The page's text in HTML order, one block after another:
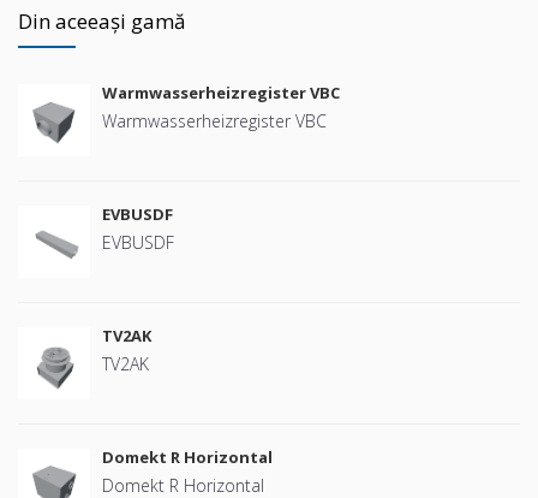
Din aceeași gamă
Warmwasserheizregister VBC
Warmwasserheizregister VBC
EVBUSDF
EVBUSDF
TV2AK
TV2AK
Domekt R Horizontal
Domekt R Horizontal